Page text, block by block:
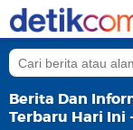
Berita Dan
Terbaru Hari Ini